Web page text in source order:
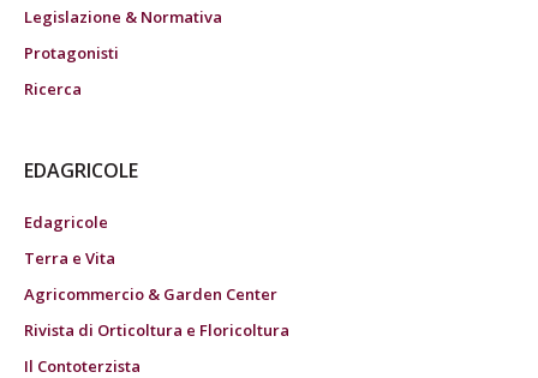
Legislazione & Normativa
Protagonisti
Ricerca
EDAGRICOLE
Edagricole
Terra e Vita
Agricommercio & Garden Center
Rivista di Orticoltura e Floricoltura
Il Contoterzista